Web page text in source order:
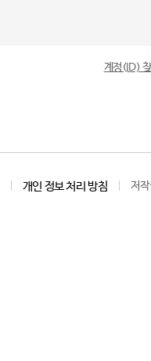
계정(ID)
개인 정보 처리 방침 저